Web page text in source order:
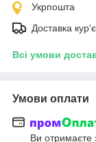
Укрпошта
Доставка
Всі умови
Умови оплати
Ви отримаєте